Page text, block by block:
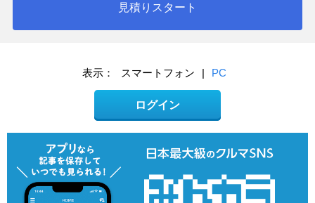
見積りスタート
表示： スマートフォン | PC
ログイン